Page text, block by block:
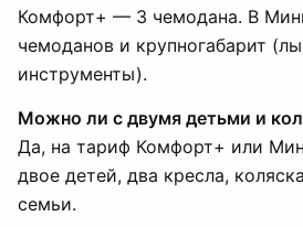
Комфорт+ — 3 чемодана. В
чемоданов и крупногабарит
инструменты).
Можно ли с двумя детьми и
Да, на тариф Комфорт+ или
двое детей, два кресла,
семьи.